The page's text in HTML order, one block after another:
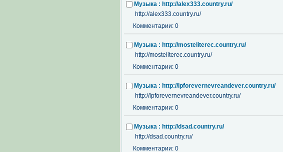
Музыка : http://alex333.country.ru/
http://alex333.country.ru/
Комментарии: 0
Музыка : http://mosteliterec.country.ru/
http://mosteliterec.country.ru/
Комментарии: 0
Музыка : http://lpforevernevreandever.country.ru/
http://lpforevernevreandever.country.ru/
Комментарии: 0
Музыка : http://dsad.country.ru/
http://dsad.country.ru/
Комментарии: 0